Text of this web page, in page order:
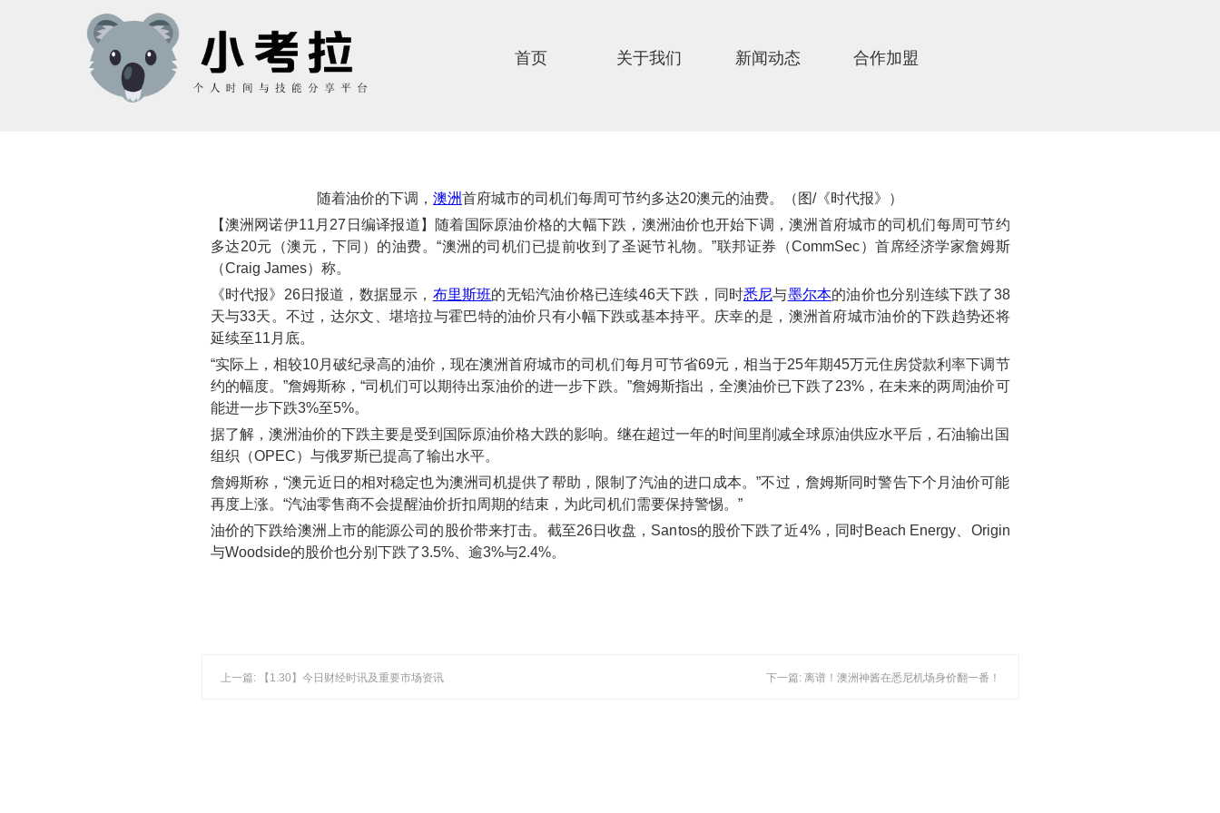
首页 关于我们 新闻动态 合作加盟
随着油价的下调， 澳洲首府城市的司机们每周可节约多达20澳元的油费。（图/《时代报》）
【澳洲网诺伊11月27日编译报道】随着国际原油价格的大幅下跌，澳洲油价也开始下调，澳洲首府城市的司机们每周可节约
多达20元（澳元，下同）的油费。“澳洲的司机们已提前收到了圣诞节礼物。”联邦证券（CommSec）首席经济学家詹姆斯
（Craig James）称。
《时代报》26日报道，数据显示， 布里斯班的无铅汽油价格已连续46天下跌，同时悉尼与墨尔本的油价也分别连续下跌了38
天与33天。不过，达尔文、堪培拉与霍巴特的油价只有小幅下跌或基本持平。庆幸的是，澳洲首府城市油价的下跌趋势还将
延续至11月底。
“实际上，相较10月破纪录高的油价，现在澳洲首府城市的司机们每月可节省69元，相当于25年期45万元住房贷款利率下调节
约的幅度。”詹姆斯称，“司机们可以期待出泵油价的进一步下跌。”詹姆斯指出，全澳油价已下跌了23%，在未来的两周油价可
能进一步下跌3%至5%。
据了解，澳洲油价的下跌主要是受到国际原油价格大跌的影响。继在超过一年的时间里削减全球原油供应水平后，石油输出国
组织（OPEC）与俄罗斯已提高了输出水平。
詹姆斯称，“澳元近日的相对稳定也为澳洲司机提供了帮助，限制了汽油的进口成本。”不过，詹姆斯同时警告下个月油价可能
再度上涨。“汽油零售商不会提醒油价折扣周期的结束，为此司机们需要保持警惕。”
油价的下跌给澳洲上市的能源公司的股价带来打击。截至26日收盘，Santos的股价下跌了近4%，同时Beach Energy、Origin
与Woodside的股价也分别下跌了3.5%、逾3%与2.4%。
上一篇: 【1.30】今日财经时讯及重要市场资讯 下一篇: 离谱！澳洲神酱在悉尼机场身价翻一番！